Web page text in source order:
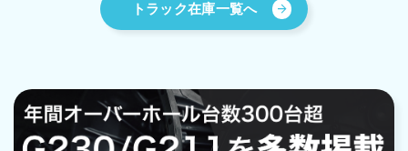
トラック在庫一覧へ